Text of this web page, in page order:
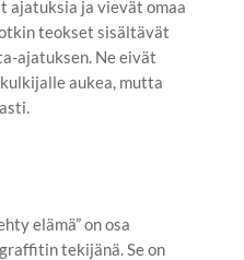
ajatuksia ja vievät omaa
teokset sisältävät
ajatuksen. Ne eivät
aukea, mutta
elämä” on osa
tekijänä. Se on